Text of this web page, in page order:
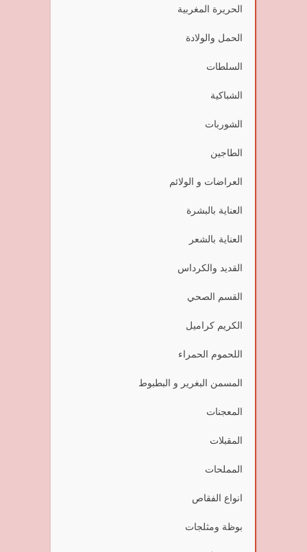
الحريرة المغربية
الحمل والولادة
السلطات
الشباكية
الشوربات
الطاجين
العراضات و الولائم
العناية بالبشرة
العناية بالشعر
القديد والكرداس
القسم الصحي
الكريم كراميل
اللحموم الحمراء
المسمن البغرير و البطبوط
المعجنات
المقبلات
المملحات
انواع الفقاص
بوظة ومثلجات